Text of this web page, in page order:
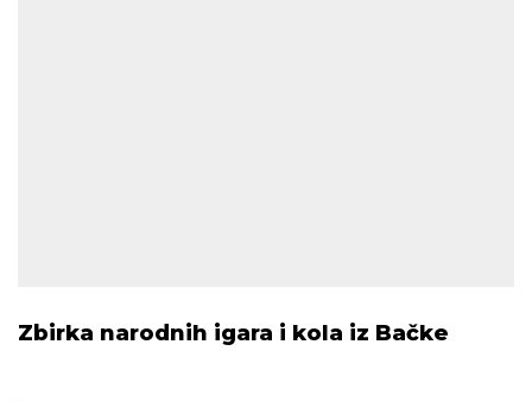
Zbirka narodnih igara i kola iz Bačke